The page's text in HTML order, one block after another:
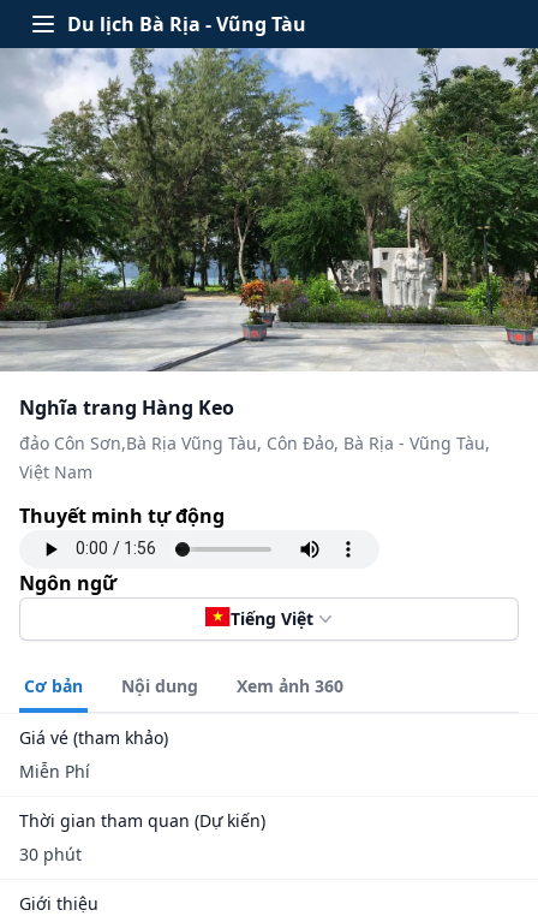
Skip to content
Open menu
Du lịch Bà Rịa - Vũng Tàu
Nghĩa trang Hàng Keo
đảo Côn Sơn,Bà Rịa Vũng Tàu, Côn Đảo, Bà Rịa - Vũng Tàu,
Việt Nam
Thuyết minh tự động
Ngôn ngữ
Tiếng Việt
Cơ bản Nội dung Xem ảnh 360
Giá vé (tham khảo)
Miễn Phí
Thời gian tham quan (Dự kiến)
30 phút
Giới thiệu